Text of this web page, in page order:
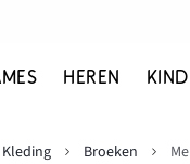
HEREN
Kleding Broeken